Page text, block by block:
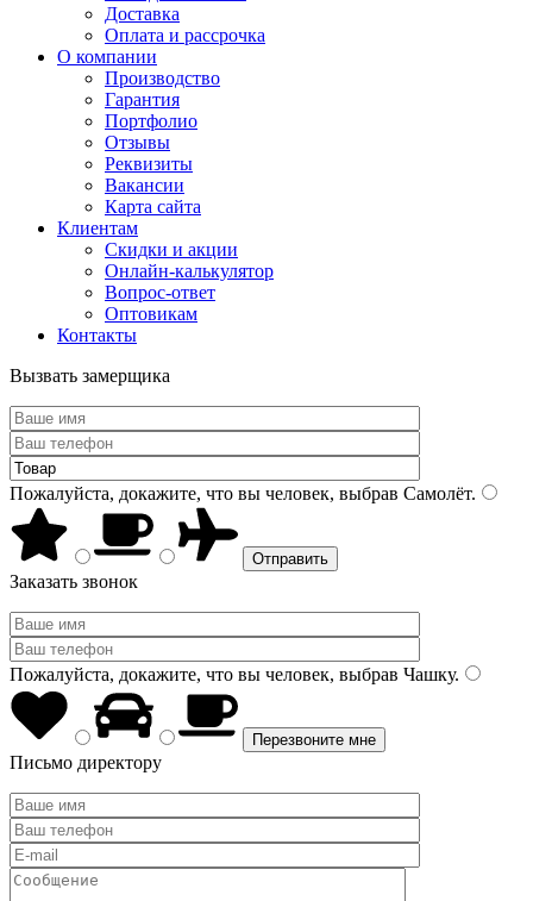
Доставка
Оплата и рассрочка
О компании
Производство
Гарантия
Портфолио
Отзывы
Реквизиты
Вакансии
Карта сайта
Клиентам
Скидки и акции
Онлайн-калькулятор
Вопрос-ответ
Оптовикам
Контакты
Вызвать замерщика
Пожалуйста, докажите, что вы человек, выбрав Самолёт.
Заказать звонок
Пожалуйста, докажите, что вы человек, выбрав Чашку.
Письмо директору